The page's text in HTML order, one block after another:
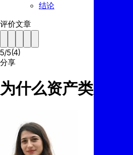
结论
评价文章
5/5(4)
分享
为什么资产类别多